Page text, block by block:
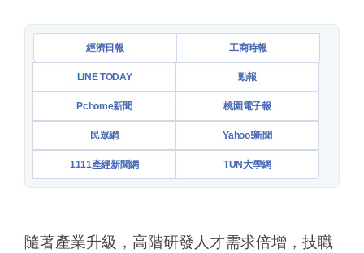
經濟日報 工商時報
LINE TODAY 勁報
Pchome新聞 桃園電子報
民眾網 Yahoo!新聞
1111產經新聞網 TUN大學網
隨著產業升級，高階研發人才需求倍增，技職